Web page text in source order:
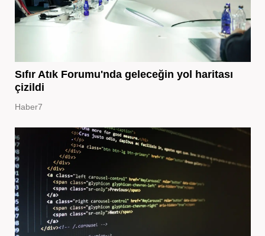
Sıfır Atık Forumu'nda geleceğin yol haritası
çizildi
Haber7